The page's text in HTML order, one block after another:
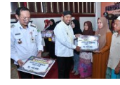
Terbakar